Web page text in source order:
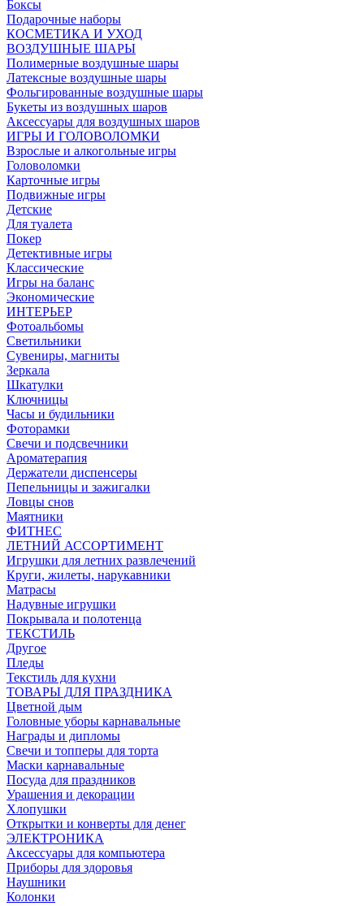
Боксы
Подарочные наборы
КОСМЕТИКА И УХОД
ВОЗДУШНЫЕ ШАРЫ
Полимерные воздушные шары
Латексные воздушные шары
Фольгированные воздушные шары
Букеты из воздушных шаров
Аксессуары для воздушных шаров
ИГРЫ И ГОЛОВОЛОМКИ
Взрослые и алкогольные игры
Головоломки
Карточные игры
Подвижные игры
Детские
Для туалета
Покер
Детективные игры
Классические
Игры на баланс
Экономические
ИНТЕРЬЕР
Фотоальбомы
Светильники
Сувениры, магниты
Зеркала
Шкатулки
Ключницы
Часы и будильники
Фоторамки
Свечи и подсвечники
Ароматерапия
Держатели диспенсеры
Пепельницы и зажигалки
Ловцы снов
Маятники
ФИТНЕС
ЛЕТНИЙ АССОРТИМЕНТ
Игрушки для летних развлечений
Круги, жилеты, нарукавники
Матрасы
Надувные игрушки
Покрывала и полотенца
ТЕКСТИЛЬ
Другое
Пледы
Текстиль для кухни
ТОВАРЫ ДЛЯ ПРАЗДНИКА
Цветной дым
Головные уборы карнавальные
Награды и дипломы
Свечи и топперы для торта
Маски карнавальные
Посуда для праздников
Урашения и декорации
Хлопушки
Открытки и конверты для денег
ЭЛЕКТРОНИКА
Аксессуары для компьютера
Приборы для здоровья
Наушники
Колонки